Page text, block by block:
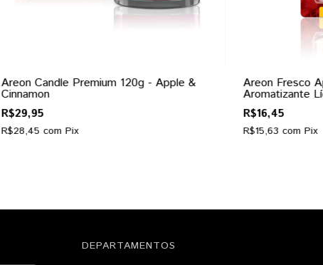
Areon Candle Premium 120g - Apple &
Cinnamon
R$29,95
R$28,45 com Pix
Areon Fresco
Aromatizante
R$16,45
R$15,63 com Pix
DEPARTAMENTOS